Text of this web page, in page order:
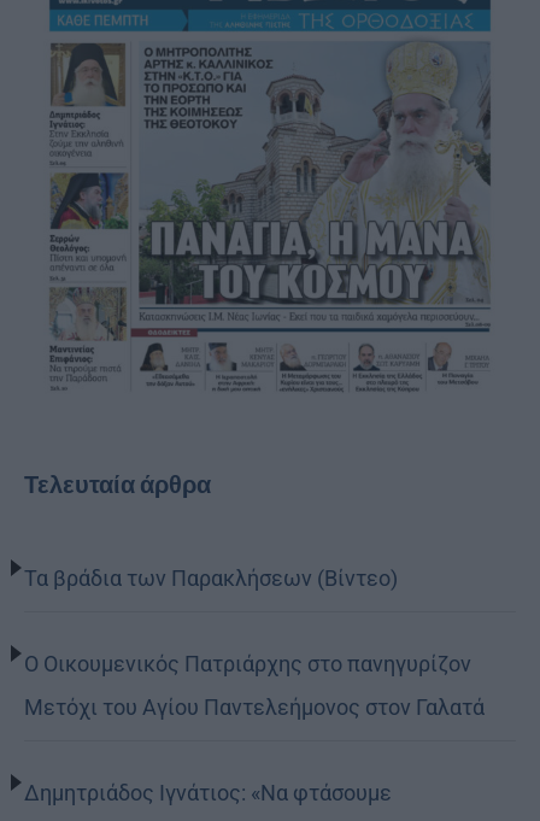
Τελευταία άρθρα
Τα βράδια των Παρακλήσεων (Βίντεο)
Ο Οικουμενικός Πατριάρχης στο πανηγυρίζον
Μετόχι του Αγίου Παντελεήμονος στον Γαλατά
Δημητριάδος Ιγνάτιος: «Να φτάσουμε